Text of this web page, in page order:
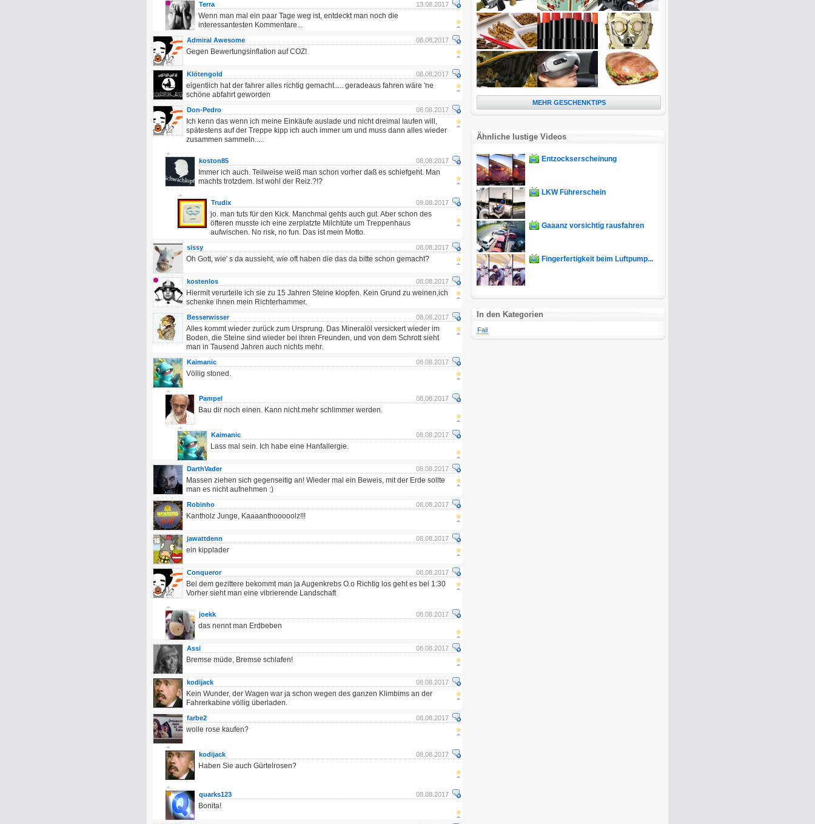
13.08.2017
Terra
Wenn man mal ein paar Tage weg ist, entdeckt man noch die
interessantesten Kommentare...
08.08.2017
Admiral Awesome
Gegen Bewertungsinflation auf COZ!
08.08.2017
Klötengold
eigentlich hat der fahrer alles richtig gemacht..... geradeaus fahren wäre 'ne
schöne abfahrt geworden
08.08.2017
Don-Pedro
Ich kenn das wenn ich meine Einkäufe auslade und nicht dreimal laufen will,
spätestens auf der Treppe kipp ich auch immer um und muss dann alles wieder
zusammen sammeln.....
08.08.2017
koston85
Immer ich auch. Teilweise weiß man schon vorher daß es schiefgeht. Man
machts trotzdem. Ist wohl der Reiz.?!?
09.08.2017
Trudix
jo. man tuts für den Kick. Manchmal gehts auch gut. Aber schon des
öfteren musste ich eine zerplatzte Milchtüte um Treppenhaus
aufwischen. No risk, no fun. Das ist mein Motto.
08.08.2017
sissy
Oh Gott, wie' s da aussieht, wie oft haben die das da bitte schon gemacht?
08.08.2017
kostenlos
Hiermit verurteile ich sie zu 15 Jahren Steine klopfen. Kein Grund zu weinen,ich
schenke ihnen mein Richterhammer.
08.08.2017
Besserwisser
Alles kommt wieder zurück zum Ursprung. Das Mineralöl versickert wieder im
Boden, die Steine sind wieder bei ihren Freunden, und von dem Schrott sieht
man in Tausend Jahren auch nichts mehr.
08.08.2017
Kaimanic
Völlig stoned.
08.08.2017
Pampel
Bau dir noch einen. Kann nicht mehr schlimmer werden.
08.08.2017
Kaimanic
Lass mal sein. Ich habe eine Hanfallergie.
08.08.2017
DarthVader
Massen ziehen sich gegenseitig an! Wieder mal ein Beweis, mit der Erde sollte
man es nicht aufnehmen :)
08.08.2017
Robinho
Kantholz Junge, Kaaaanthooooolz!!!
08.08.2017
jawattdenn
ein kipplader
08.08.2017
Conqueror
Bei dem gezittere bekommt man ja Augenkrebs O.o Richtig los geht es bei 1:30
Vorher sieht man eine vibrierende Landschaft
08.08.2017
joekk
das nennt man Erdbeben
08.08.2017
Assi
Bremse müde, Bremse schlafen!
08.08.2017
kodijack
Kein Wunder, der Wagen war ja schon wegen des ganzen Klimbims an der
Fahrerkabine völlig überladen.
08.08.2017
farbe2
wolle rose kaufen?
08.08.2017
kodijack
Haben Sie auch Gürtelrosen?
08.08.2017
quarks123
Bonita!
MEHR GESCHENKTIPS
Ähnliche lustige Videos
Entzockserscheinung
LKW Führerschein
Gaaanz vorsichtig rausfahren
Fingerfertigkeit beim Luftpump...
In den Kategorien
Fail